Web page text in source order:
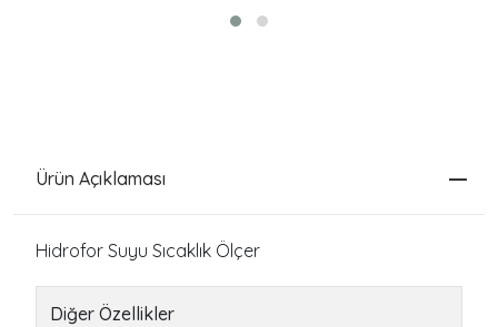
Ürün Açıklaması
Hidrofor Suyu Sıcaklık Ölçer
Diğer Özellikler